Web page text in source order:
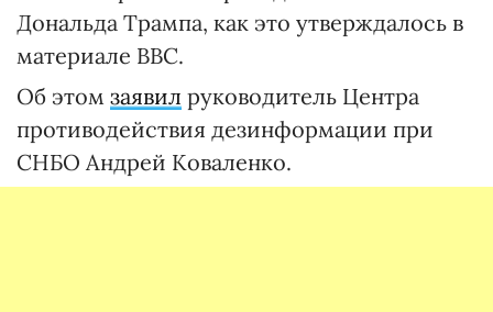
Дональда Трампа, как это утверждалось в
материале BBC.
Об этом заявил руководитель Центра
противодействия дезинформации при
СНБО Андрей Коваленко.